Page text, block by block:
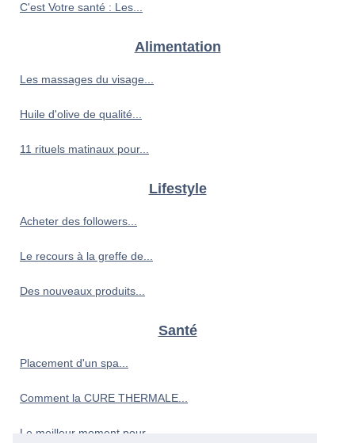
C'est Votre santé : Les...
Alimentation
Les massages du visage...
Huile d'olive de qualité...
11 rituels matinaux pour...
Lifestyle
Acheter des followers...
Le recours à la greffe de...
Des nouveaux produits...
Santé
Placement d'un spa...
Comment la ‎CURE THERMALE...
Le meilleur moment pour...